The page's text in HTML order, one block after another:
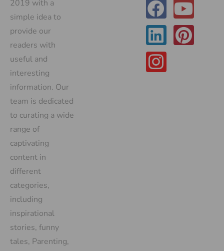
2019 with a
simple idea to
provide our
readers with
useful and
interesting
information. Our
team is dedicated
to curating a wide
range of
captivating
content in
different
categories,
including
inspirational
stories, funny
tales, Parenting,